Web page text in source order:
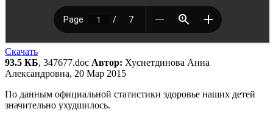
Скачать
93.5 КБ, 347677.doc Автор: Хуснетдинова Анна
Александровна, 20 Мар 2015
По данным официальной статистики здоровье наших детей
значительно ухудшилось.